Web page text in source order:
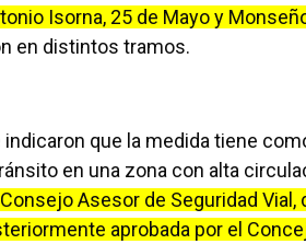
Isorna, 25 de Mayo y
en distintos tramos.
que la medida tiene
en una zona con alta
Asesor de Seguridad
aprobada por el